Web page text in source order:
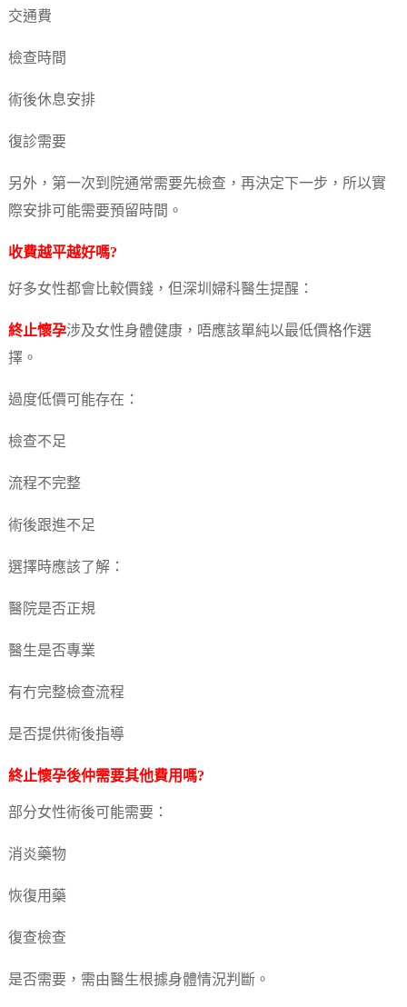
交通費
檢查時間
術後休息安排
復診需要
另外，第一次到院通常需要先檢查，再決定下一步，所以實
際安排可能需要預留時間。
收費越平越好嗎?
好多女性都會比較價錢，但深圳婦科醫生提醒：
終止懷孕涉及女性身體健康，唔應該單純以最低價格作選
擇。
過度低價可能存在：
檢查不足
流程不完整
術後跟進不足
選擇時應該了解：
醫院是否正規
醫生是否專業
有冇完整檢查流程
是否提供術後指導
終止懷孕後仲需要其他費用嗎?
部分女性術後可能需要：
消炎藥物
恢復用藥
復查檢查
是否需要，需由醫生根據身體情況判斷。